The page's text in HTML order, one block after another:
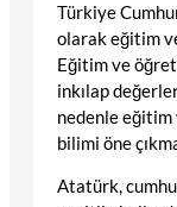
Türkiye
olarak eğitim
Eğitim ve
inkılap
nedenle
bilimi öne
Atatürk,